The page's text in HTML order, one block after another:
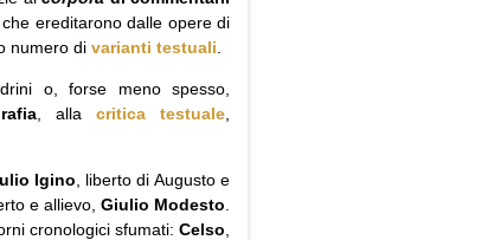
ereditarono dalle opere di
numero divarianti testuali
o, forse meno spesso,
, allacritica testuale
Igino , liberto di Augusto e
e allievo, Giulio Modesto
cronologici sfumati: Celso